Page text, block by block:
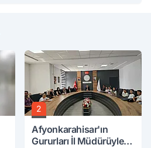
2
Afyonkarahisar'ın
Gururları İl Müdürüyle